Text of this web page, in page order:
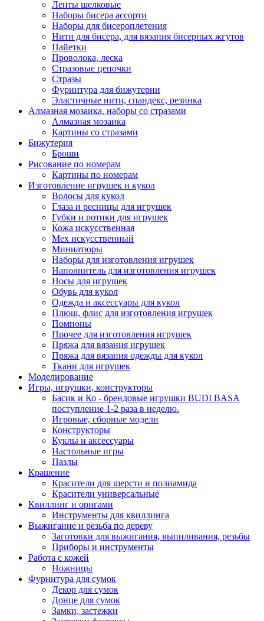
Ленты шелковые
Наборы бисера ассорти
Наборы для бисероплетения
Нити для бисера, для вязания бисерных жгутов
Пайетки
Проволока, леска
Стразовые цепочки
Стразы
Фурнитура для бижутерии
Эластичные нити, спандекс, резинка
Алмазная мозаика, наборы со стразами
Алмазная мозаика
Картины co стразами
Бижутерия
Броши
Рисование по номерам
Картины по номерам
Изготовление игрушек и кукол
Волосы для кукол
Глаза и ресницы для игрушек
Губки и ротики для игрушек
Кожа искусственная
Мех искусственный
Миниатюры
Наборы для изготовления игрушек
Наполнитель для изготовления игрушек
Носы для игрушек
Обувь для кукол
Одежда и аксессуары для кукол
Плюш, флис для изготовления игрушек
Помпоны
Прочее для изготовления игрушек
Пряжа для вязания игрушек
Пряжа для вязания одежды для кукол
Ткани для игрушек
Моделирование
Игры, игрушки, конструкторы
Басик и Ко - брендовые игрушки BUDI BASA
поступление 1-2 раза в неделю.
Игровые, сборные модели
Конструкторы
Куклы и аксессуары
Настольные игры
Пазлы
Крашение
Красители для шерсти и полиамида
Красители универсальные
Квиллинг и оригами
Инструменты для квиллинга
Выжигание и резьба по дереву
Заготовки для выжигания, выпиливания, резьбы
Приборы и инструменты
Работа с кожей
Ножницы
Фурнитура для сумок
Декор для сумок
Донце для сумок
Замки, застежки